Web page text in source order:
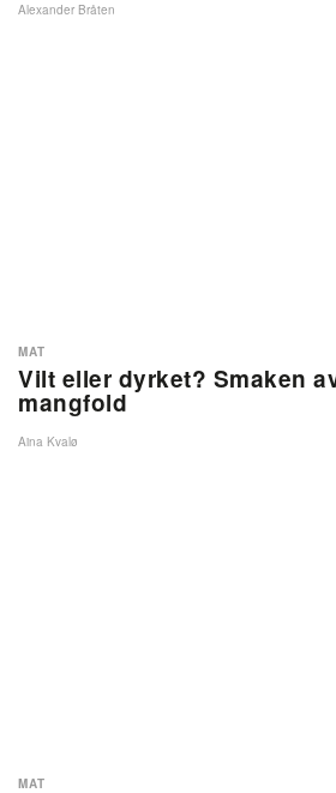
Alexander Bråten
Vilt eller dyrket? Smaken
mangfold
MAT
Aina Kvalø
MAT